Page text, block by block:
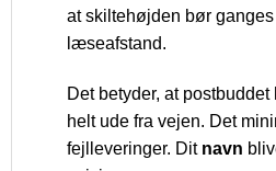
at skiltehøjden bør
læseafstand.
Det betyder, at postbuddet
helt ude fra vejen. Det
fejlleveringer. Dit navn